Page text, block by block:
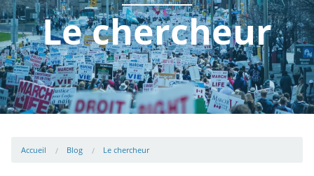
BoutiqueLe chercheur
Accueil Blog Le chercheur